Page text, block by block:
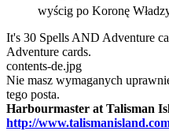
wyścig po Koronę
It's 30 Spells AND Adventure
Adventure cards.
contents-de.jpg
Nie masz wymaganych
tego posta.
Harbourmaster at Talisman
http://